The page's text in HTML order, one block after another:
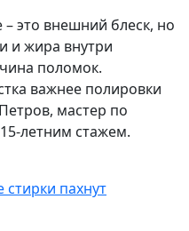
это внешний блеск, но
и жира внутри
поломок.
важнее полировки
мастер по
летним стажем.
пахнут